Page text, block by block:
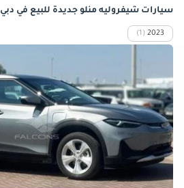
سيارات شيفروليه منلو جديدة للبيع في دبي
2023
(1)